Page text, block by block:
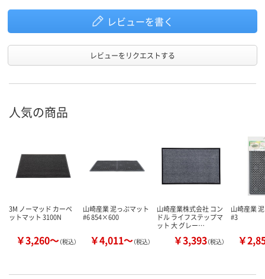
レビューを書く
レビューをリクエストする
人気の商品
3M ノーマッド カーペ
ットマット 3100N
￥3,260～（税込）
山崎産業 泥っぷマット
#6 854×600
￥4,011～（税込）
山崎産業株式会社 コン
ドル ライフステップマ
ット 大 グレー…
￥3,393（税込）
山崎産業
#3
￥